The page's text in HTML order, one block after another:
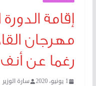
إقامة
مهرجان
رغما عن أنف
1 يونيو، 2020 سارة الوزير